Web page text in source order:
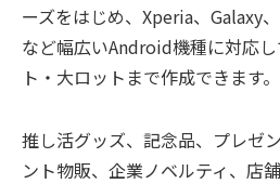
ーズをはじめ、Xperia、Galaxy
など幅広いAndroid機種に対応
ト・大ロットまで作成できます。
推し活グッズ、記念品、プレゼ
ント物販、企業ノベルティ、店